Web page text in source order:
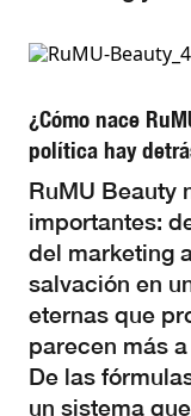
¿Cómo nace
política hay
RuMU Beauty
importantes:
del marketing
salvación en
eternas que
parecen más
De las
un sistema